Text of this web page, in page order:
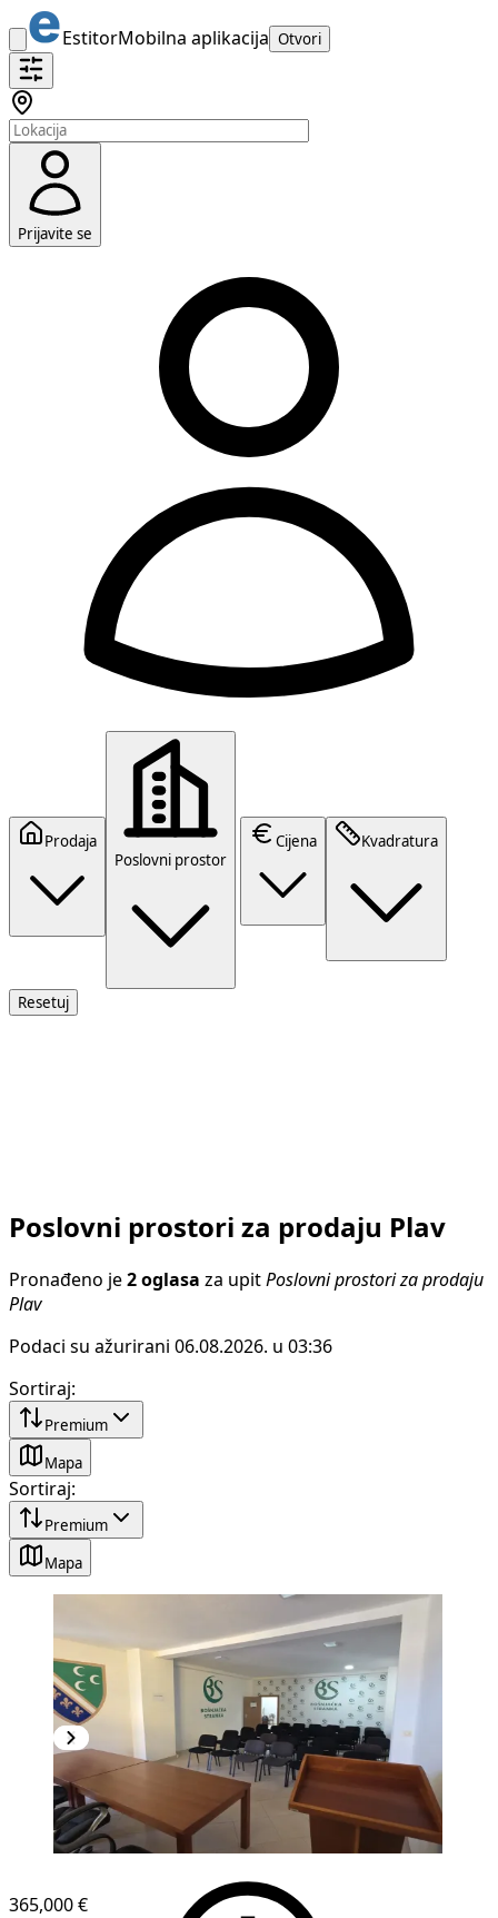
EstitorMobilna aplikacija Otvori
Prijavite se
Prodaja
Poslovni prostor
Cijena Kvadratura
Resetuj
Poslovni prostori za prodaju Plav
Pronađeno je 2 oglasa za upit Poslovni prostori za prodaju
Plav
Podaci su ažurirani 06.08.2026. u 03:36
Sortiraj:
Premium
Mapa
Sortiraj:
Premium
Mapa
365,000 €